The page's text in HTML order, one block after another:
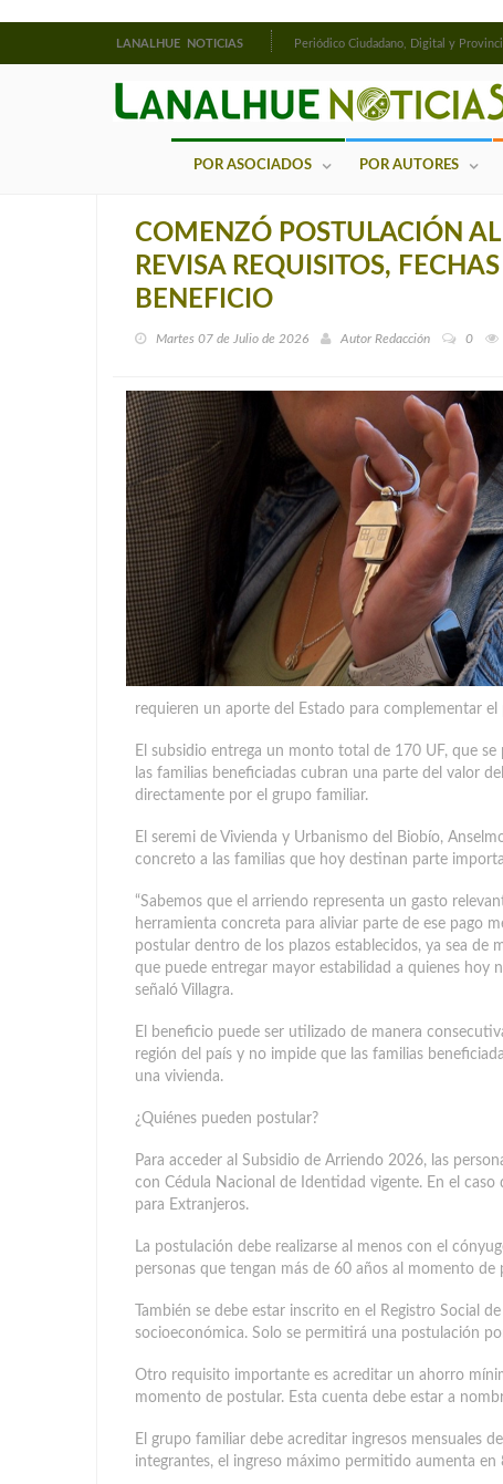
LANALHUE NOTICIAS Periódico Ciudadano, Digital y
POR ASOCIADOS POR AUTORES
COMENZÓ POSTULACIÓN
REVISA REQUISITOS,
BENEFICIO
Martes 07 de Julio de 2026 Autor Redacción 0
requieren un aporte del Estado para complementar el
El subsidio entrega un monto total de 170 UF, que
las familias beneficiadas cubran una parte del valor
directamente por el grupo familiar.
El seremi de Vivienda y Urbanismo del Biobío,
concreto a las familias que hoy destinan parte
“Sabemos que el arriendo representa un gasto
herramienta concreta para aliviar parte de ese pago
postular dentro de los plazos establecidos, ya sea
que puede entregar mayor estabilidad a quienes hoy
señaló Villagra.
El beneficio puede ser utilizado de manera
región del país y no impide que las familias
una vivienda.
¿Quiénes pueden postular?
Para acceder al Subsidio de Arriendo 2026, las
con Cédula Nacional de Identidad vigente. En el
para Extranjeros.
La postulación debe realizarse al menos con el
personas que tengan más de 60 años al momento
También se debe estar inscrito en el Registro Social
socioeconómica. Solo se permitirá una postulación
Otro requisito importante es acreditar un ahorro
momento de postular. Esta cuenta debe estar a
El grupo familiar debe acreditar ingresos mensuales
integrantes, el ingreso máximo permitido aumenta en